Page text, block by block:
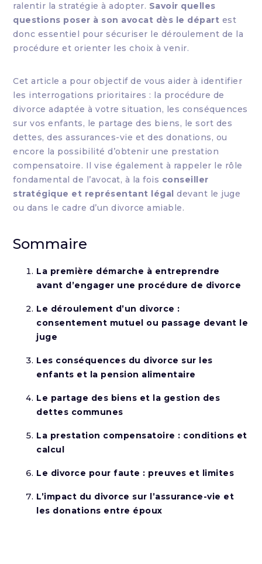
ralentir la stratégie à adopter. Savoir quelles
questions poser à son avocat dès le départ est
donc essentiel pour sécuriser le déroulement de la
procédure et orienter les choix à venir.
Cet article a pour objectif de vous aider à identifier
les interrogations prioritaires : la procédure de
divorce adaptée à votre situation, les conséquences
sur vos enfants, le partage des biens, le sort des
dettes, des assurances-vie et des donations, ou
encore la possibilité d’obtenir une prestation
compensatoire. Il vise également à rappeler le rôle
fondamental de l’avocat, à la fois conseiller
stratégique et représentant légal devant le juge
ou dans le cadre d’un divorce amiable.
Sommaire
La première démarche à entreprendre
avant d’engager une procédure de divorce
Le déroulement d’un divorce :
consentement mutuel ou passage devant le
juge
Les conséquences du divorce sur les
enfants et la pension alimentaire
Le partage des biens et la gestion des
dettes communes
La prestation compensatoire : conditions et
calcul
Le divorce pour faute : preuves et limites
L’impact du divorce sur l’assurance-vie et
les donations entre époux